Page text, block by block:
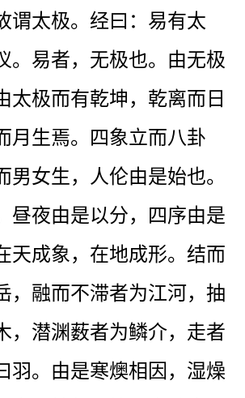
谓太极。经曰：易有太
。易者，无极也。由无极
太极而有乾坤，乾离而日
月生焉。四象立而八卦
男女生，人伦由是始也。
昼夜由是以分，四序由是
天成象，在地成形。结而
，融而不滞者为江河，抽
，潜渊薮者为鳞介，走者
羽。由是寒燠相因，湿燥